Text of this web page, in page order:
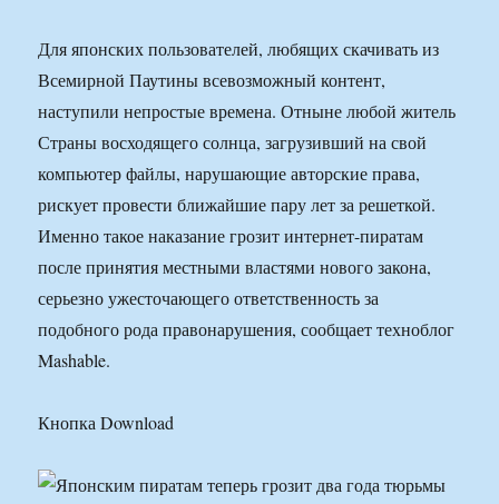
Для японских пользователей, любящих скачивать из
Всемирной Паутины всевозможный контент,
наступили непростые времена. Отныне любой житель
Страны восходящего солнца, загрузивший на свой
компьютер файлы, нарушающие авторские права,
рискует провести ближайшие пару лет за решеткой.
Именно такое наказание грозит интернет-пиратам
после принятия местными властями нового закона,
серьезно ужесточающего ответственность за
подобного рода правонарушения, сообщает техноблог
Mashable.
Кнопка Download